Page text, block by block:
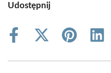
Udostępnij
Share
Share
(Twitter)
Share